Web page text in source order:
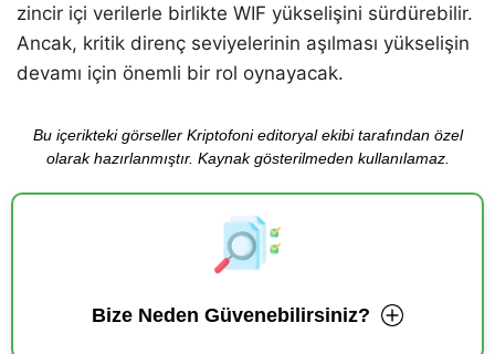
zincir içi verilerle birlikte WIF yükselişini sürdürebilir.
Ancak, kritik direnç seviyelerinin aşılması yükselişin
devamı için önemli bir rol oynayacak.
Bu içerikteki görseller Kriptofoni editoryal ekibi tarafından özel
olarak hazırlanmıştır. Kaynak gösterilmeden kullanılamaz.
Bize Neden Güvenebilirsiniz?